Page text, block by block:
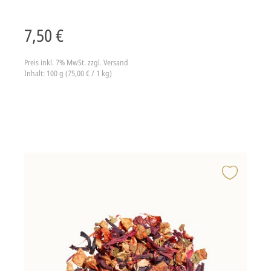
7,50 €
Preis inkl. 7% MwSt. zzgl. Versand
Inhalt: 100 g (75,00 € / 1 kg)